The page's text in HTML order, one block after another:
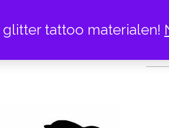
tattoo materialen!